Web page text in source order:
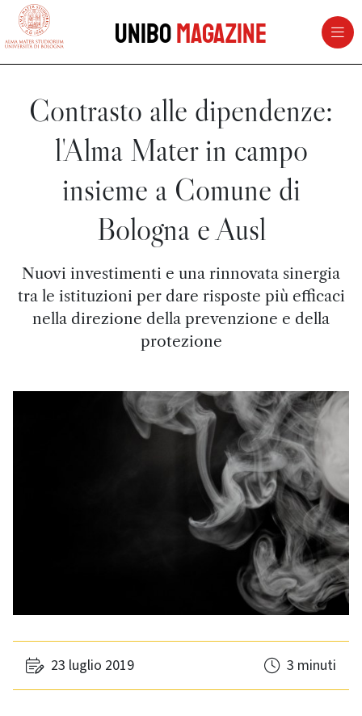
vai al contenuto della pagina
UniboMagazine
Contrasto alle dipendenze:
l'Alma Mater in campo
insieme a Comune di
Bologna e Ausl
Nuovi investimenti e una rinnovata sinergia
tra le istituzioni per dare risposte più efficaci
nella direzione della prevenzione e della
protezione
23 luglio 2019 3 minuti